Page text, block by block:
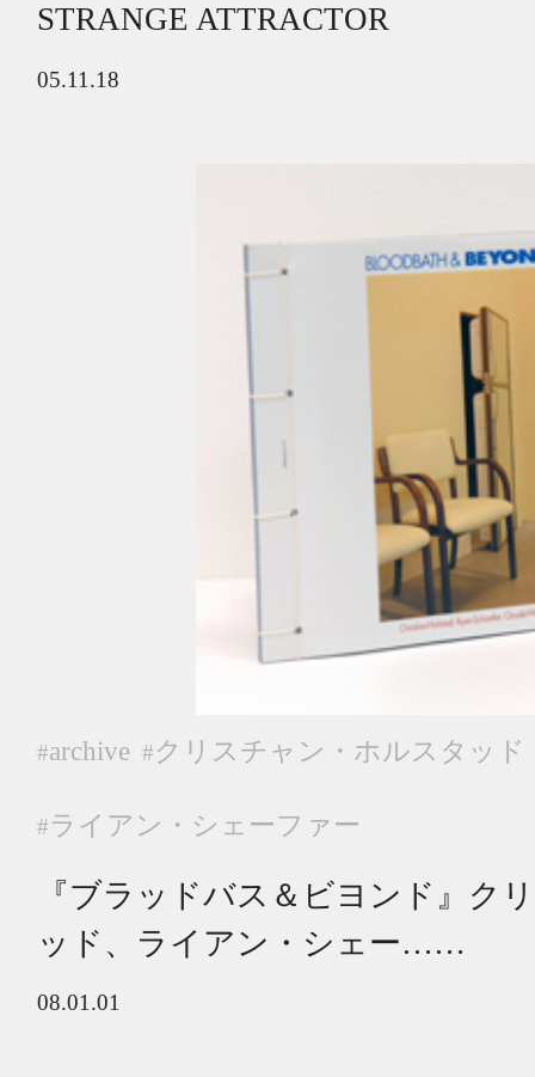
STRANGE ATTRACTOR
05.11.18
#archive #クリスチャン・ホルスタッド
#ライアン・シェーファー
『ブラッドバス＆ビヨンド』ク
ッド、ライアン・シェー……
08.01.01